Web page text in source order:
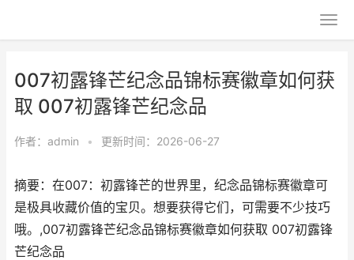
007初露锋芒纪念品锦标赛徽章如何获
取 007初露锋芒纪念品
作者： admin • 更新时间：2026-06-27
摘要：在007：初露锋芒的世界里，纪念品锦标赛徽章可
是极具收藏价值的宝贝。想要获得它们，可需要不少技巧
哦。,007初露锋芒纪念品锦标赛徽章如何获取 007初露锋
芒纪念品